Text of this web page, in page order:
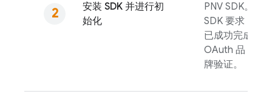
安装 SDK 并进行初
始化
PNV SDK。
SDK 要求
已成功完成
OAuth 品
牌验证。